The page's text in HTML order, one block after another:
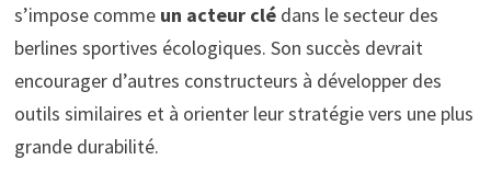
s’impose comme un acteur clédans le secteur des
berlines sportives écologiques. Son succès devrait
encourager d’autres constructeurs à développer des
outils similaires et à orienter leur stratégie vers une plus
grande durabilité.